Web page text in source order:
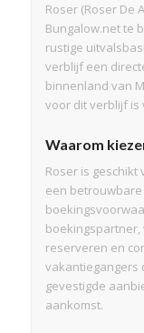
Roser (Roser De
Bungalow.net te
rustige
verblijf een
binnenland van
voor dit verblijf is
Waarom
Roser is
een
reserveren en
vakantiegangers
gevestigde
aankomst.